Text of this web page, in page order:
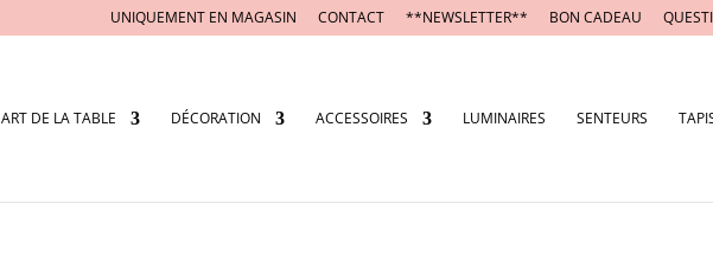
UNIQUEMENT EN MAGASIN CONTACT **NEWSLETTER** BON CADEAU
ART DE LA TABLE DÉCORATION ACCESSOIRES LUMINAIRES SENTEURS